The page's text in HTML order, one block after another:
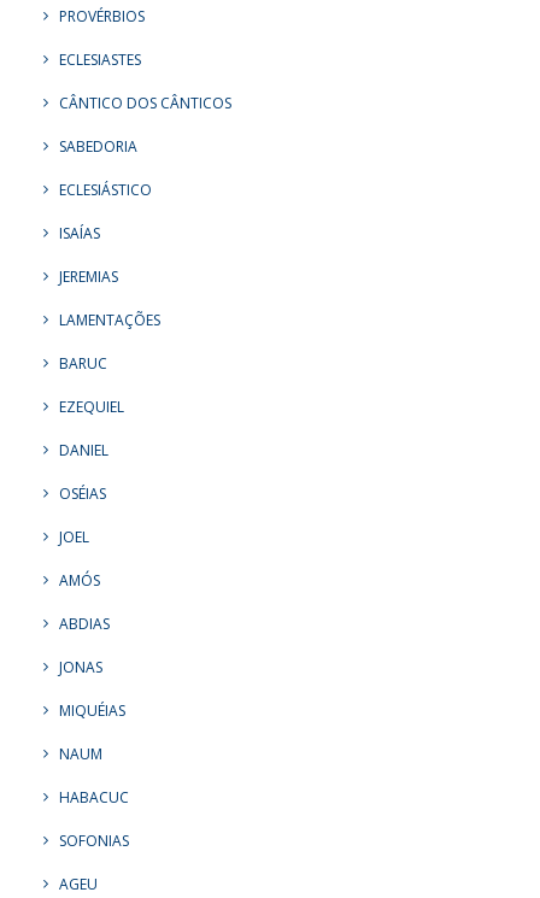
PROVÉRBIOS
ECLESIASTES
CÂNTICO DOS CÂNTICOS
SABEDORIA
ECLESIÁSTICO
ISAÍAS
JEREMIAS
LAMENTAÇÕES
BARUC
EZEQUIEL
DANIEL
OSÉIAS
JOEL
AMÓS
ABDIAS
JONAS
MIQUÉIAS
NAUM
HABACUC
SOFONIAS
AGEU